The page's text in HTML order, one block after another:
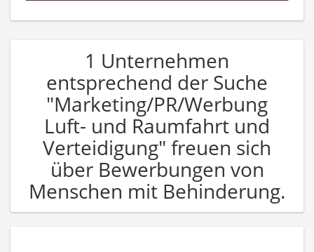
1 Unternehmen
entsprechend der Suche
"Marketing/PR/Werbung
Luft- und Raumfahrt und
Verteidigung" freuen sich
über Bewerbungen von
Menschen mit Behinderung.